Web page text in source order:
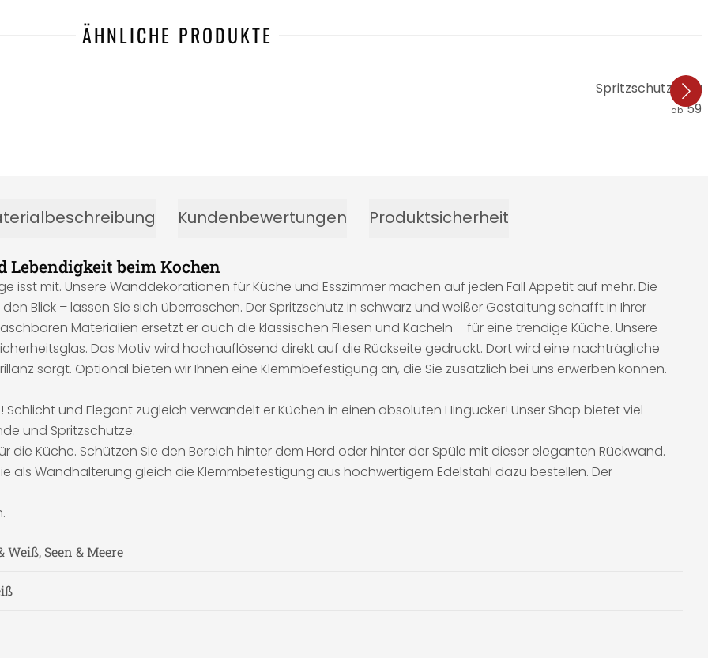
ÄHNLICHE PRODUKTE
Spritzschutz
ab
Kundenbewertungen Produktsicherheit
Lebendigkeit beim Kochen
isst mit. Unsere Wanddekorationen für Küche und Esszimmer machen auf jeden Fall Appetit auf mehr. Die
Blick – lassen Sie sich überraschen. Der Spritzschutz in schwarz und weißer Gestaltung schafft in Ihrer
Materialien ersetzt er auch die klassischen Fliesen und Kacheln – für eine trendige Küche. Unsere
Das Motiv wird hochauflösend direkt auf die Rückseite gedruckt. Dort wird eine nachträgliche
sorgt. Optional bieten wir Ihnen eine Klemmbefestigung an, die Sie zusätzlich bei uns erwerben können.
und Elegant zugleich verwandelt er Küchen in einen absoluten Hingucker! Unser Shop bietet viel
und Spritzschutze.
Küche. Schützen Sie den Bereich hinter dem Herd oder hinter der Spüle mit dieser eleganten Rückwand.
als Wandhalterung gleich die Klemmbefestigung aus hochwertigem Edelstahl dazu bestellen. Der
Weiß, Seen & Meere